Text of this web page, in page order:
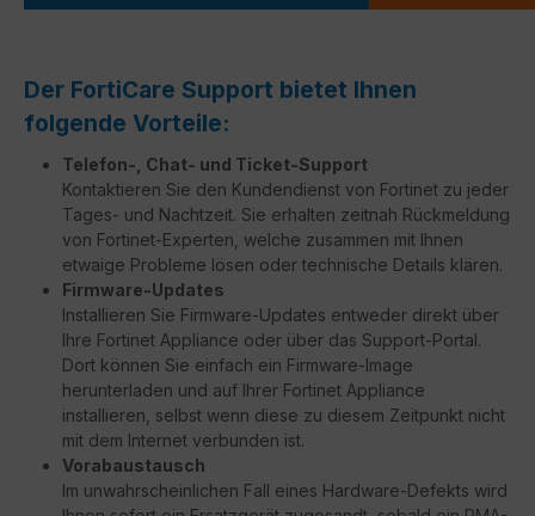
Der FortiCare Support bietet Ihnen
folgende Vorteile:
Telefon-, Chat- und Ticket-Support
Kontaktieren Sie den Kundendienst von Fortinet zu jeder
Tages- und Nachtzeit. Sie erhalten zeitnah Rückmeldung
von Fortinet-Experten, welche zusammen mit Ihnen
etwaige Probleme lösen oder technische Details klären.
Firmware-Updates
Installieren Sie Firmware-Updates entweder direkt über
Ihre Fortinet Appliance oder über das Support-Portal.
Dort können Sie einfach ein Firmware-Image
herunterladen und auf Ihrer Fortinet Appliance
installieren, selbst wenn diese zu diesem Zeitpunkt nicht
mit dem Internet verbunden ist.
Vorabaustausch
Im unwahrscheinlichen Fall eines Hardware-Defekts wird